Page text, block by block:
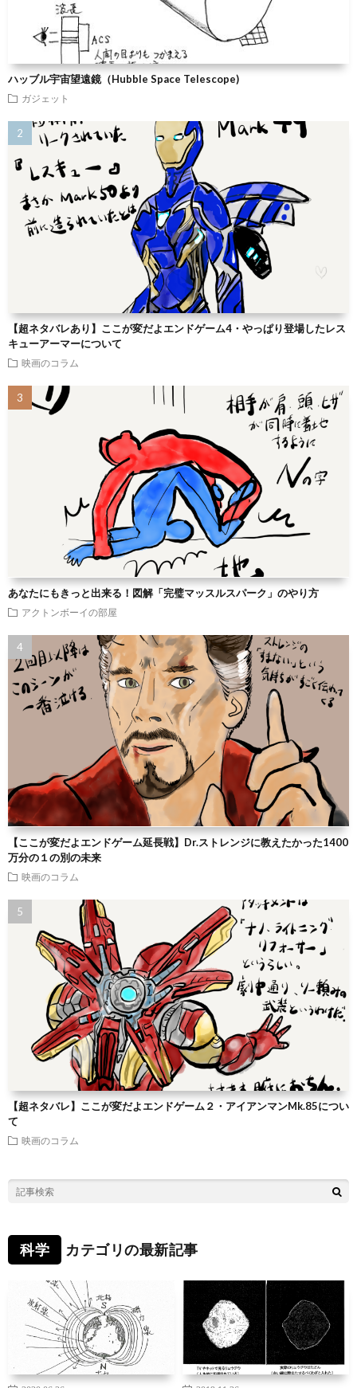
ハッブル宇宙望遠鏡（Hubble Space Telescope)
ガジェット
【超ネタバレあり】ここが変だよエンドゲーム4・やっぱり登場したレス
キューアーマーについて
映画のコラム
あなたにもきっと出来る！図解「完璧マッスルスパーク」のやり方
アクトンボーイの部屋
【ここが変だよエンドゲーム延長戦】Dr.ストレンジに教えたかった1400
万分の１の別の未来
映画のコラム
【超ネタバレ】ここが変だよエンドゲーム２・アイアンマンMk.85につい
て
映画のコラム
科学 カテゴリの最新記事